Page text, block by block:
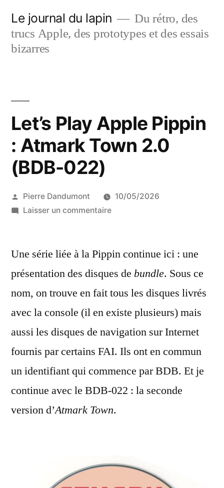
contenu
Le journal du lapin
Du rétro, des
trucs Apple, des prototypes et des essais
bizarres
Let’s Play Apple Pippin
: Atmark Town 2.0
(BDB-022)
Publié
par
Pierre Dandumont
10/05/2026
Laisser un commentairesur
Apple
:
Atmark
Town
(BDB-
022)
Une série liée à la Pippin continue ici : une
présentation des disques de bundle. Sous ce
nom, on trouve en fait tous les disques livrés
avec la console (il en existe plusieurs) mais
aussi les disques de navigation sur Internet
fournis par certains FAI. Ils ont en commun
un identifiant qui commence par BDB. Et je
continue avec le BDB-022 : la seconde
version d’Atmark Town.